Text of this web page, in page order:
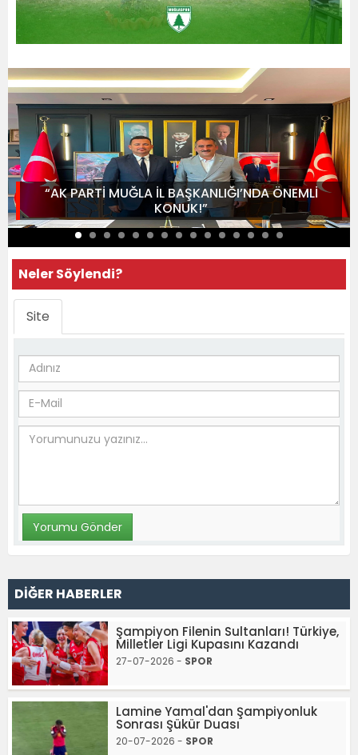
“AK PARTİ MUĞLA İL BAŞKANLIĞI’NDA ÖNEMLİ
KONUK!”
Neler Söylendi?
Site
DİĞER HABERLER
Şampiyon Filenin Sultanları! Türkiye,
Milletler Ligi Kupasını Kazandı
27-07-2026 - SPOR
Lamine Yamal'dan Şampiyonluk
Sonrası Şükür Duası
20-07-2026 - SPOR